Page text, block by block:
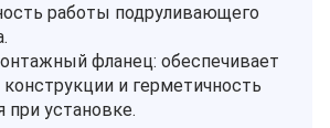
работы подруливающего
фланец: обеспечивает
и герметичность
при установке.